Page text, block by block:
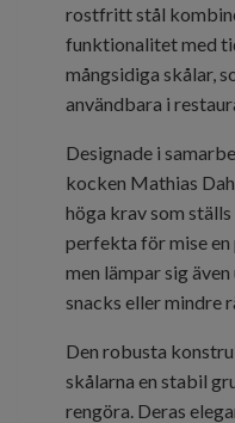
rostfritt stål
funktionalitet med
mångsidiga skålar,
användbara i
Designade i
kocken Mathias
höga krav som
perfekta för mise en
men lämpar sig
snacks eller mindre
Den robusta
skålarna en stabil
rengöra. Deras